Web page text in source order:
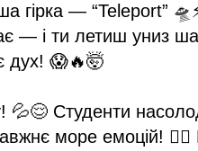
гірка — “Teleport”
— і ти летиш униз
дух! 😱🔥🤯
Студенти
море емоцій!